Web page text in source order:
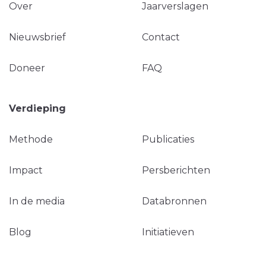
Over Jaarverslagen
Nieuwsbrief Contact
Doneer FAQ
Verdieping
Methode Publicaties
Impact Persberichten
In de media Databronnen
Blog Initiatieven